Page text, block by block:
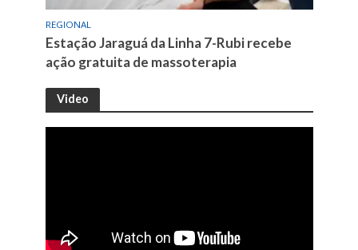
REGIONAL
Estação Jaraguá da Linha 7-Rubi recebe
ação gratuita de massoterapia
Video